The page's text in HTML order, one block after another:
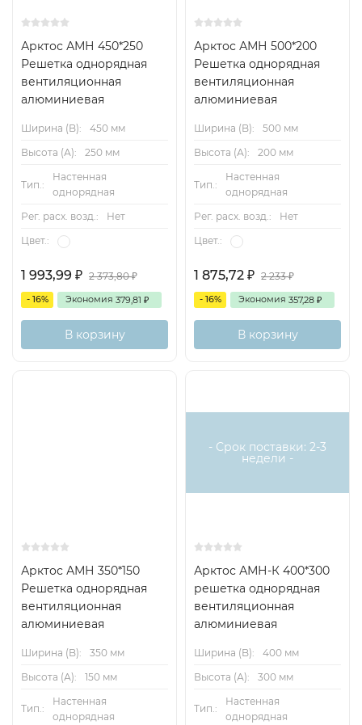
Арктос АМН 450*250
Решетка однорядная
вентиляционная
алюминиевая
Ширина (B):
450 мм
Высота (А):
250 мм
Тип.:
Настенная
однорядная
Рег. расх. возд.:
Нет
Цвет.:
1 993,99 ₽ 2 373,80₽
- 16% Экономия 379,81 ₽
В корзину
Арктос АМН 500*200
Решетка однорядная
вентиляционная
алюминиевая
Ширина (B):
500 мм
Высота (А):
200 мм
Тип.:
Настенная
однорядная
Рег. расх. возд.:
Нет
Цвет.:
1 875,72 ₽ 2 233₽
- 16% Экономия 357,28 ₽
В корзину
Арктос АМН 350*150
Решетка однорядная
вентиляционная
алюминиевая
Ширина (B):
350 мм
Высота (А):
150 мм
Тип.:
Настенная
однорядная
- Срок поставки: 2-3
недели -
Арктос АМН-К 400*300
решетка однорядная
вентиляционная
алюминиевая
Ширина (B):
400 мм
Высота (А):
300 мм
Тип.:
Настенная
однорядная